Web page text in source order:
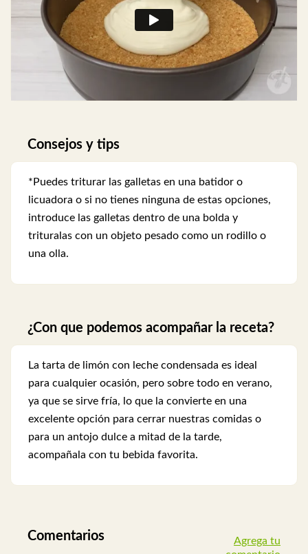
Consejos y tips
*Puedes triturar las galletas en una batidor o
licuadora o si no tienes ninguna de estas opciones,
introduce las galletas dentro de una bolda y
trituralas con un objeto pesado como un rodillo o
una olla.
¿Con que podemos acompañar la receta?
La tarta de limón con leche condensada es ideal
para cualquier ocasión, pero sobre todo en verano,
ya que se sirve fría, lo que la convierte en una
excelente opción para cerrar nuestras comidas o
para un antojo dulce a mitad de la tarde,
acompañala con tu bebida favorita.
Comentarios
Agrega tu